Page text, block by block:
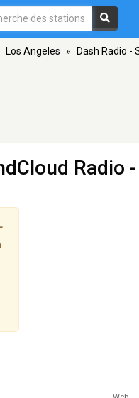
Los Angeles » Dash Radio -
Radio